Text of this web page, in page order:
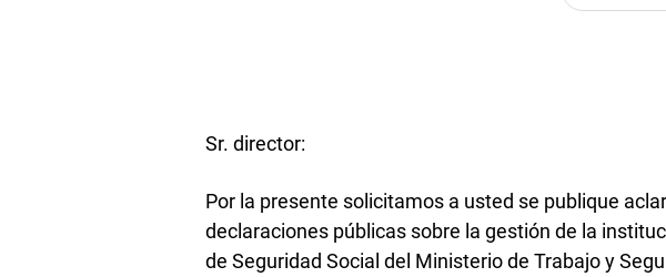
Sr. director:
Por la presente solicitamos a usted se publique
declaraciones públicas sobre la gestión de la
de Seguridad Social del Ministerio de Trabajo y